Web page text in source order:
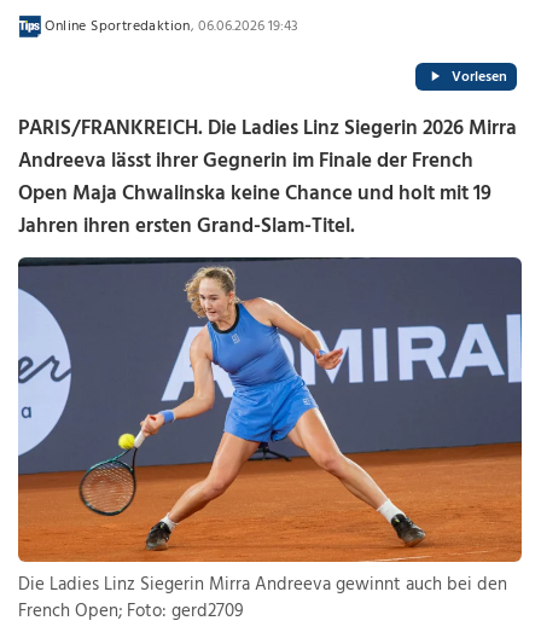
Online Sportredaktion, 06.06.2026 19:43
Vorlesen
PARIS/FRANKREICH. Die Ladies Linz Siegerin 2026 Mirra
Andreeva lässt ihrer Gegnerin im Finale der French
Open Maja Chwalinska keine Chance und holt mit 19
Jahren ihren ersten Grand-Slam-Titel.
Die Ladies Linz Siegerin Mirra Andreeva gewinnt auch bei den
French Open; Foto: gerd2709